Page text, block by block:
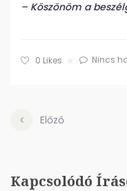
– Köszönöm a
0 Likes Nincs
Előző
Kapcsolódó